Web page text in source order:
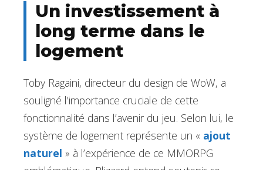
Un investissement à
long terme dans le
logement
Toby Ragaini, directeur du design de WoW, a
souligné l’importance cruciale de cette
fonctionnalité dans l’avenir du jeu. Selon lui, le
système de logement représente un « ajout
naturel » à l’expérience de ce MMORPG